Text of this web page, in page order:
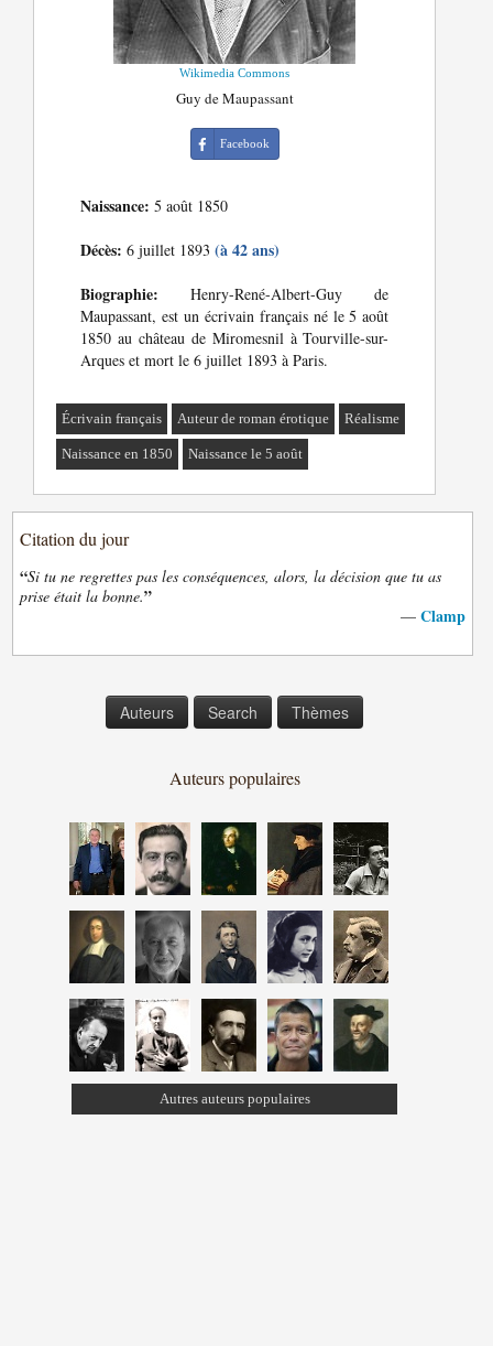
Wikimedia Commons
Guy de Maupassant
Facebook
Naissance: 5 août 1850
Décès: 6 juillet 1893(à 42 ans)
Biographie: Henry-René-Albert-Guy de
Maupassant, est un écrivain français né le 5 août
1850 au château de Miromesnil à Tourville-sur-
Arques et mort le 6 juillet 1893 à Paris.
Écrivain français Auteur de roman érotique Réalisme
Naissance en 1850 Naissance le 5 août
Citation du jour
“Si tu ne regrettes pas les conséquences, alors, la décision que tu as
prise était la bonne.”
— Clamp
Auteurs Search Thèmes
Auteurs populaires
Autres auteurs populaires